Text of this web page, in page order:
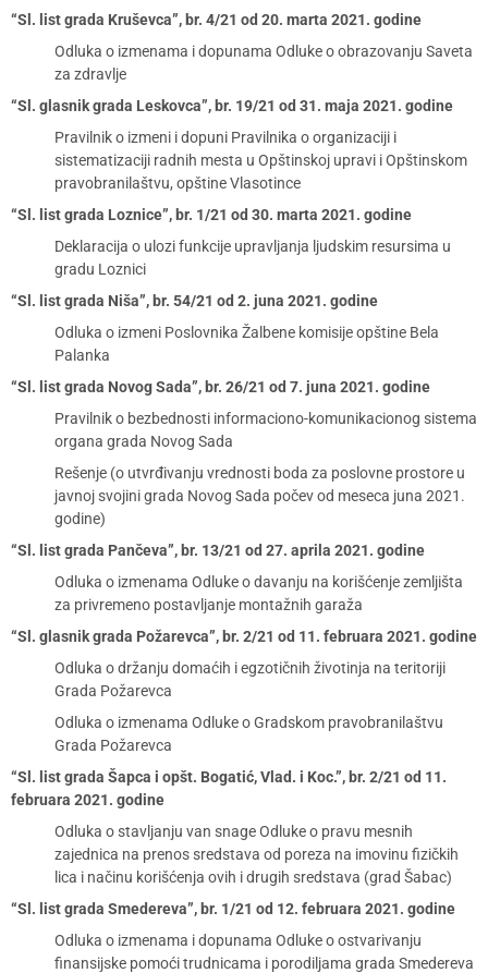
“Sl. list grada Kruševca”, br. 4/21 od 20. marta 2021. godine
Odluka o izmenama i dopunama Odluke o obrazovanju Saveta
za zdravlje
“Sl. glasnik grada Leskovca”, br. 19/21 od 31. maja 2021. godine
Pravilnik o izmeni i dopuni Pravilnika o organizaciji i
sistematizaciji radnih mesta u Opštinskoj upravi i Opštinskom
pravobranilaštvu, opštine Vlasotince
“Sl. list grada Loznice”, br. 1/21 od 30. marta 2021. godine
Deklaracija o ulozi funkcije upravljanja ljudskim resursima u
gradu Loznici
“Sl. list grada Niša”, br. 54/21 od 2. juna 2021. godine
Odluka o izmeni Poslovnika Žalbene komisije opštine Bela
Palanka
“Sl. list grada Novog Sada”, br. 26/21 od 7. juna 2021. godine
Pravilnik o bezbednosti informaciono-komunikacionog sistema
organa grada Novog Sada
Rešenje (o utvrđivanju vrednosti boda za poslovne prostore u
javnoj svojini grada Novog Sada počev od meseca juna 2021.
godine)
“Sl. list grada Pančeva”, br. 13/21 od 27. aprila 2021. godine
Odluka o izmenama Odluke o davanju na korišćenje zemljišta
za privremeno postavljanje montažnih garaža
“Sl. glasnik grada Požarevca”, br. 2/21 od 11. februara 2021. godine
Odluka o držanju domaćih i egzotičnih životinja na teritoriji
Grada Požarevca
Odluka o izmenama Odluke o Gradskom pravobranilaštvu
Grada Požarevca
“Sl. list grada Šapca i opšt. Bogatić, Vlad. i Koc.”, br. 2/21 od 11.
februara 2021. godine
Odluka o stavljanju van snage Odluke o pravu mesnih
zajednica na prenos sredstava od poreza na imovinu fizičkih
lica i načinu korišćenja ovih i drugih sredstava (grad Šabac)
“Sl. list grada Smedereva”, br. 1/21 od 12. februara 2021. godine
Odluka o izmenama i dopunama Odluke o ostvarivanju
finansijske pomoći trudnicama i porodiljama grada Smedereva